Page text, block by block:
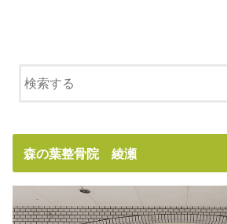
森の葉整骨院 綾瀬